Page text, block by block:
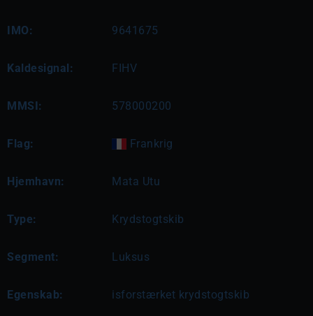
IMO: 9641675
Kaldesignal: FIHV
MMSI: 578000200
Flag: Frankrig
Hjemhavn: Mata Utu
Type: Krydstogtskib
Segment: Luksus
Egenskab: isforstærket krydstogtskib